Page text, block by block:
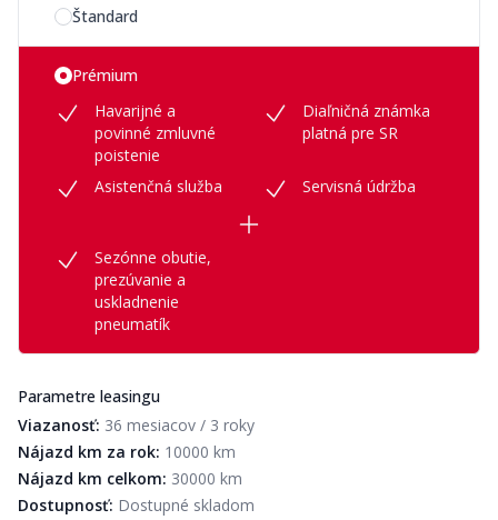
Štandard
Prémium
Havarijné a
povinné zmluvné
poistenie
Diaľničná známka
platná pre SR
Asistenčná služba Servisná údržba
Sezónne obutie,
prezúvanie a
uskladnenie
pneumatík
Parametre leasingu
Viazanosť: 36 mesiacov / 3 roky
Nájazd km za rok: 10000 km
Nájazd km celkom: 30000 km
Dostupnosť: Dostupné skladom